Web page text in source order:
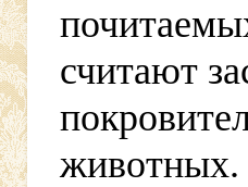
считают
животных.